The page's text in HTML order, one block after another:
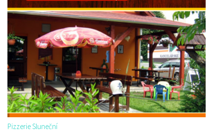
Pizzerie Sluneční